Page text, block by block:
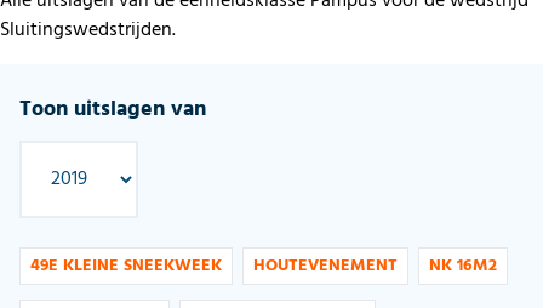
Sluitingswedstrijden.
Toon uitslagen van
49E KLEINE SNEEKWEEK HOUTEVENEMENT
NK 16M2